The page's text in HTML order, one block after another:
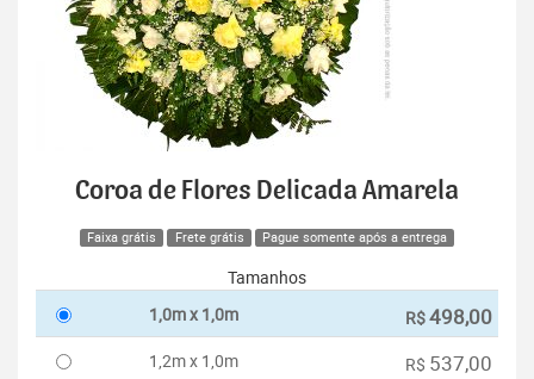
Coroa de Flores Delicada Amarela
Faixa grátis Frete grátis Pague somente após a entrega
Tamanhos
1,0m x 1,0m
R$498,00
1,2m x 1,0m R$ 537,00